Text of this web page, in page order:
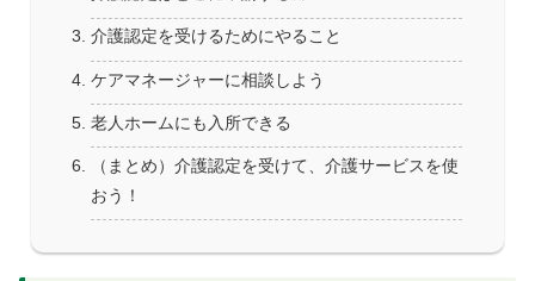
介護認定を受けるためにやること
ケアマネージャーに相談しよう
老人ホームにも入所できる
（まとめ）介護認定を受けて、介護サービスを使
おう！